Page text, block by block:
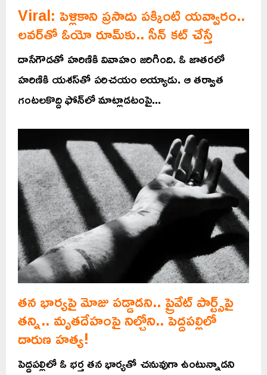
Viral: పెళ్లికాని ప్రసాదు పక్కింటి యవ్వారం..
లవర్‌తో ఓయో రూమ్‌కు.. సీన్ కట్ చేస్తే
దాసేగౌడతో హరిణికి వివాహం జరిగింది. ఓ జాతరలో
హరిణికి యశస్‌తో పరిచయం అయ్యాడు. ఆ తర్వాత
గంటలకొద్ది ఫోన్‌లో మాట్లాడటంపై...
తన భార్యపై మోజు పడ్డాడని.. ప్రైవేట్‌ పార్ట్స్‌పై
తన్ని.. మృతదేహంపై నిల్చోని.. పెద్దపల్లిలో
దారుణ హత్య!
పెద్దపల్లిలో ఓ భర్త తన భార్యతో చనువుగా ఉంటున్నాడని